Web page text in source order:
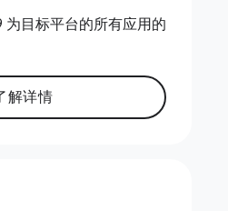
为目标平台的所有应用的
解详情